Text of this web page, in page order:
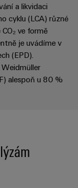
a likvidaci
cyklu (LCA) různé
ve formě
je uvádíme v
(EPD).
alespoň u 80 %